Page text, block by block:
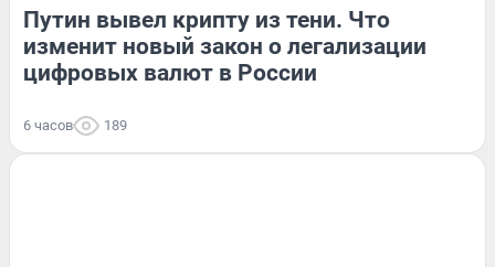
Путин вывел крипту из тени. Что
изменит новый закон о легализации
цифровых валют в России
6 часов 189